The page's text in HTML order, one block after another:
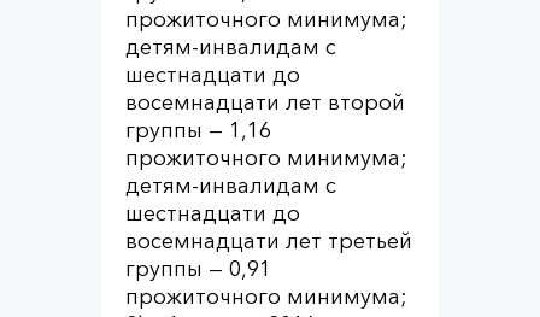
прожиточного минимума;
детям-инвалидам с
шестнадцати до
восемнадцати лет второй
группы — 1,16
прожиточного минимума;
детям-инвалидам с
шестнадцати до
восемнадцати лет третьей
группы — 0,91
прожиточного минимума;